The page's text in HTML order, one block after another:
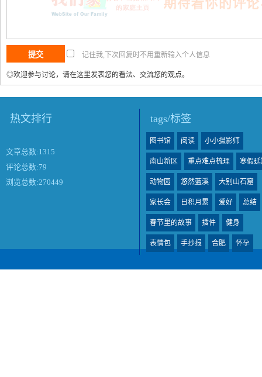
记住我,下次回复时不用重新输入个人信息
◎欢迎参与讨论，请在这里发表您的看法、交流您的观点。
热文排行
文章总数:1315
评论总数:79
浏览总数:270449
tags/标签
图书馆 阅读 小小摄影师
南山新区 重点难点梳理 寒假
动物园 悠然蓝溪 大别山石窟
家长会 日积月累 爱好 总结
春节里的故事 插件 健身
表情包 手抄报 合肥 怀孕